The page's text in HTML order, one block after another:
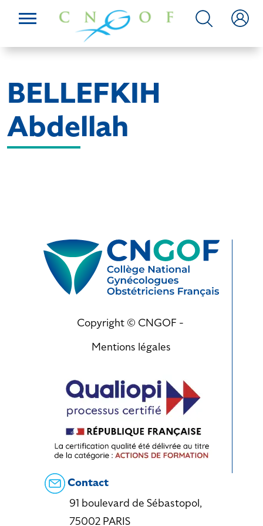
BELLEFKIH
Abdellah
Copyright © CNGOF -
Mentions légales
Contact
91 boulevard de Sébastopol,
75002 PARIS